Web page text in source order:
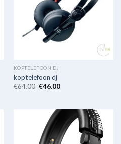
KOPTELEFOON DJ
koptelefoon dj
€64.00 €46.00